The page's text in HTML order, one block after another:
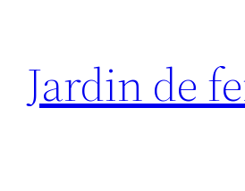
springen
Jardin de